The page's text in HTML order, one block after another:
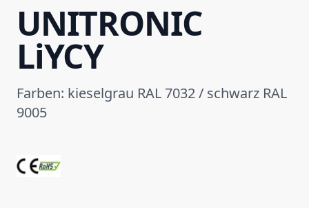
UNITRONIC
LiYCY
Farben: kieselgrau RAL 7032 / schwarz RAL
9005